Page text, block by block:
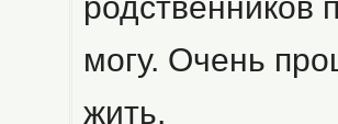
могу. Очень
жить.